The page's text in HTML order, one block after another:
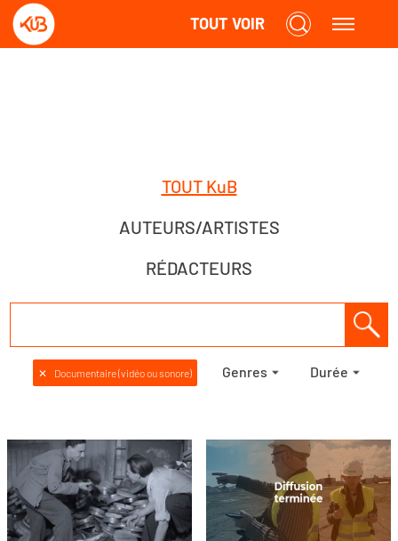
TOUT VOIR
TOUT KuB
AUTEURS/ARTISTES
RÉDACTEURS
✕ Documentaire (vidéo ou sonore) Genres Durée